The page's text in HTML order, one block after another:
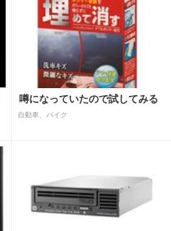
噂になっていたので試してみる
自動車、バイク